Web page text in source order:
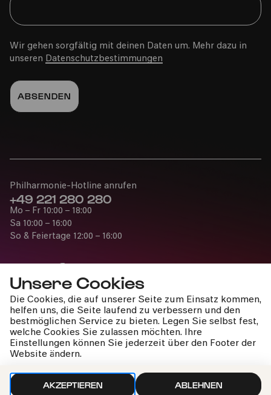
Unsere Cookies
Die Cookies, die auf unserer Seite zum Einsatz kommen,
helfen uns, die Seite laufend zu verbessern und den
bestmöglichen Service zu bieten. Legen Sie selbst fest,
welche Cookies Sie zulassen möchten. Ihre
Einstellungen können Sie jederzeit über den Footer der
Website ändern.
AKZEPTIEREN ABLEHNEN
Wir gehen sorgfältig mit deinen Daten um. Mehr dazu in
unseren Datenschutzbestimmungen
Presse
Jobs
News
Kontakt
Widerruf einreichen
Philharmonie-Hotline anrufen
+49 221 280 280
Mo – Fr 10:00 – 18:00
Sa 10:00 – 16:00
So & Feiertage 12:00 – 16:00